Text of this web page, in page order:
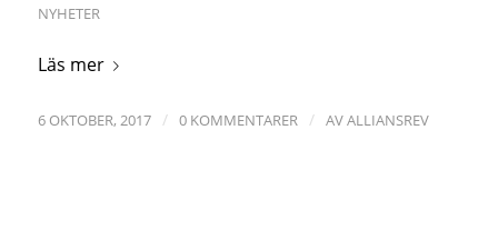
NYHETER
Läs mer
6 OKTOBER, 2017 / 0 KOMMENTARER / AVALLIANSREV